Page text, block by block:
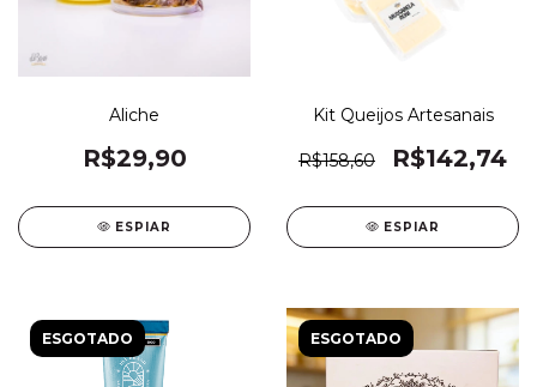
Aliche
R$29,90
ESPIAR
Kit Queijos Artesanais
R$158,60 R$142,74
ESPIAR
ESGOTADO ESGOTADO